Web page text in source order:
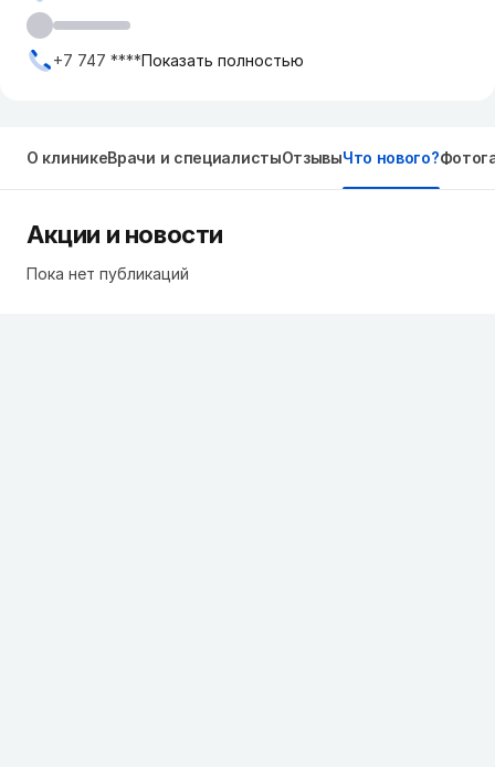
+7 747 ****Показать полностью
О клиникеВрачи и специалистыОтзывыЧто нового?
Акции и новости
Пока нет публикаций